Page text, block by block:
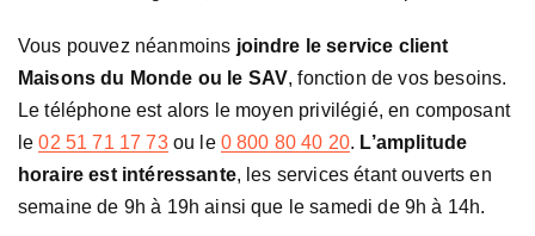
Vous pouvez néanmoins joindre le service client
Maisons du Monde ou le SAV, fonction de vos besoins.
Le téléphone est alors le moyen privilégié, en composant
le02 51 71 17 73ou le 0 800 80 40 20. L’amplitude
horaire est intéressante, les services étant ouverts en
semaine de 9h à 19h ainsi que le samedi de 9h à 14h.